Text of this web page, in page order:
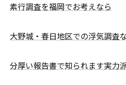
素行調査を福岡でお考えなら
大野城・春日地区での浮気調査
分厚い報告書で知られます実力